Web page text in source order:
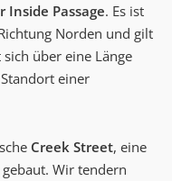
Inside Passage. Es ist
Norden und gilt
sich über eine Länge
einer
Creek Street, eine
Wir tendern